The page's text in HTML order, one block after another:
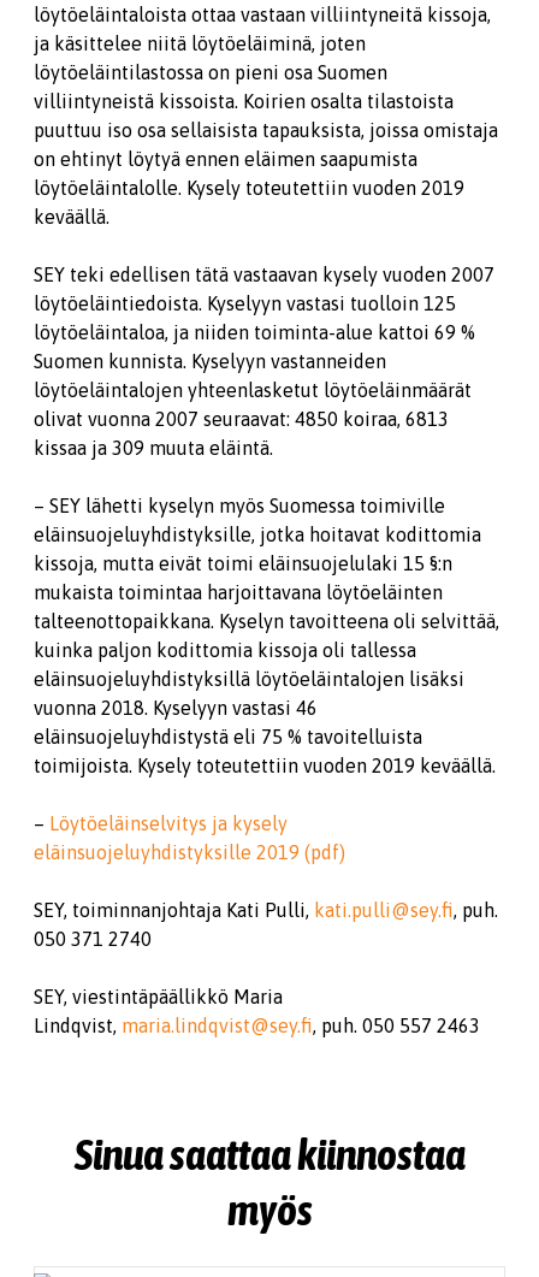
löytöeläintaloista ottaa vastaan villiintyneitä kissoja,
ja käsittelee niitä löytöeläiminä, joten
löytöeläintilastossa on pieni osa Suomen
villiintyneistä kissoista. Koirien osalta tilastoista
puuttuu iso osa sellaisista tapauksista, joissa omistaja
on ehtinyt löytyä ennen eläimen saapumista
löytöeläintalolle. Kysely toteutettiin vuoden 2019
keväällä.
SEY teki edellisen tätä vastaavan kysely vuoden 2007
löytöeläintiedoista. Kyselyyn vastasi tuolloin 125
löytöeläintaloa, ja niiden toiminta-alue kattoi 69 %
Suomen kunnista. Kyselyyn vastanneiden
löytöeläintalojen yhteenlasketut löytöeläinmäärät
olivat vuonna 2007 seuraavat: 4850 koiraa, 6813
kissaa ja 309 muuta eläintä.
– SEY lähetti kyselyn myös Suomessa toimiville
eläinsuojeluyhdistyksille, jotka hoitavat kodittomia
kissoja, mutta eivät toimi eläinsuojelulaki 15 §:n
mukaista toimintaa harjoittavana löytöeläinten
talteenottopaikkana. Kyselyn tavoitteena oli selvittää,
kuinka paljon kodittomia kissoja oli tallessa
eläinsuojeluyhdistyksillä löytöeläintalojen lisäksi
vuonna 2018. Kyselyyn vastasi 46
eläinsuojeluyhdistystä eli 75 % tavoitelluista
toimijoista. Kysely toteutettiin vuoden 2019 keväällä.
– Löytöeläinselvitys ja kysely
eläinsuojeluyhdistyksille 2019 (pdf)
SEY, toiminnanjohtaja Kati Pulli, kati.pulli@sey.fi, puh.
050 371 2740
SEY, viestintäpäällikkö Maria
Lindqvist, maria.lindqvist@sey.fi, puh. 050 557 2463
Sinua saattaa kiinnostaa
myös